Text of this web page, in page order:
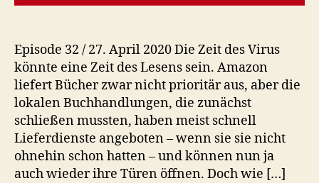
Episode 32 / 27. April 2020 Die Zeit des Virus
könnte eine Zeit des Lesens sein. Amazon
liefert Bücher zwar nicht prioritär aus, aber die
lokalen Buchhandlungen, die zunächst
schließen mussten, haben meist schnell
Lieferdienste angeboten – wenn sie sie nicht
ohnehin schon hatten – und können nun ja
auch wieder ihre Türen öffnen. Doch wie […]